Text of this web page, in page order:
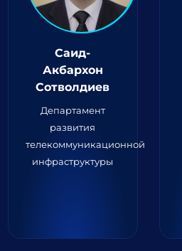
Саид-
Акбархон
Сотволдиев
Департамент
развития
телекоммуникационной
инфраструктуры